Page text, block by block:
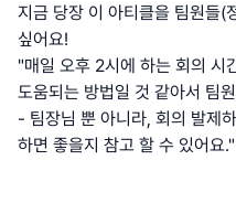
지금 당장 이 아티클을 팀원들(
싶어요!
"매일 오후 2시에 하는 회의 시
도움되는 방법일 것 같아서 팀
- 팀장님 뿐 아니라, 회의 발제
하면 좋을지 참고 할 수 있어요."